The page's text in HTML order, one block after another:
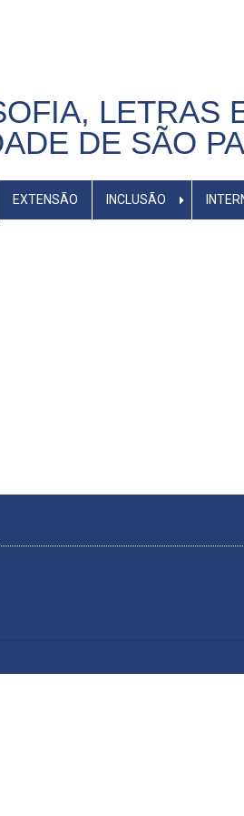
LETRAS
DE SÃO
EXTENSÃO INCLUSÃO